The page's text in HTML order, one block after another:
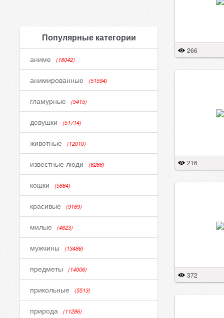
Популярные категории
аниме (18042)
анимированные (51594)
гламурные (5415)
девушки (51714)
животные (12010)
известные люди (6266)
кошки (5864)
красивые (9169)
милые (4623)
мужчины (13486)
предметы (14006)
прикольные (5513)
природа (11286)
266
216
372